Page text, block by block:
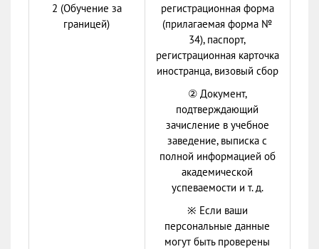
2 (Обучение за
границей)
регистрационная форма
(прилагаемая форма №
34), паспорт,
регистрационная карточка
иностранца, визовый сбор
② Документ,
подтверждающий
зачисление в учебное
заведение, выписка с
полной информацией об
академической
успеваемости и т. д.
※ Если ваши
персональные данные
могут быть проверены